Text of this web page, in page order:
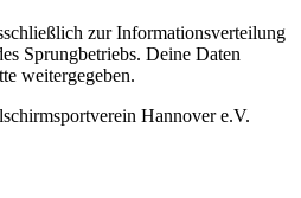
zur Informationsverteilung
Sprungbetriebs. Deine Daten
weitergegeben.
Hannover e.V.